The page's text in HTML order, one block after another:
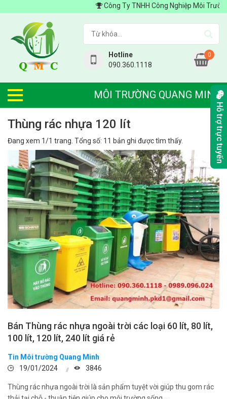
Công Ty TNHH Công Nghiệp Môi Trường
Hotline
090.360.1118
0
MÔI TRƯỜNG QUANG MINH
thùng rác nhựa 120 lít
Đang xem 1/1 trang. Tổng số: 11 bản ghi được tìm thấy.
Bán Thùng rác nhựa ngoài trời các loại 60 lít, 80 lít,
100 lít, 120 lít, 240 lít giá rẻ
Tin Môi trường Quang Minh
19/01/2024
3846
Thùng rác nhựa ngoài trời là sản phẩm tuyệt vời giúp thu gom rác
Hỗ trợ trực tuyến